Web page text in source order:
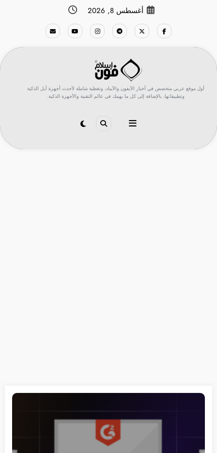
أغسطس 8, 2026
أول موقع عربي متخصص في أخبار الآيفون والآيباد، وتغطية شاملة لأحدث أجهزة أبل الذكية
وتطبيقاتها، بالإضافة إلى كل ما يهمك في عالم التقنية والأجهزة الذكية.